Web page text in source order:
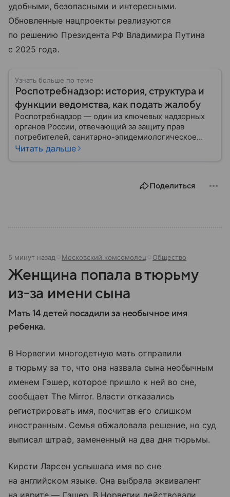
удобными, безопасными и интересными.
Обновленные нацпроекты реализуются
по решению Президента РФ Владимира Путина
с 2025 года.
Узнать больше по теме
Роспотребнадзор: история, структура и
функции ведомства, как подать жалобу
Роспотребнадзор — один из ключевых надзорных
органов России, отвечающий за защиту прав
потребителей, санитарно-эпидемиологическое
благополучие населения и контроль соблюдения
Читать дальше
Поделиться
5 минут назад Московский комсомолец Общество
Женщина попала в тюрьму
из-за имени сына
Мать 14 детей посадили за необычное имя
ребенка.
В Норвегии многодетную мать отправили
в тюрьму за то, что она назвала сына необычным
именем Гэшер, которое пришло к ней во сне,
сообщает The Mirror. Власти отказались
регистрировать имя, посчитав его слишком
иностранным. Семья обжаловала решение, но суд
выписал штраф, замененный на два дня тюрьмы.
Кирсти Ларсен услышала имя во сне
на английском языке. Она выбрала эквивалент
на иврите — Гэшер. В Норвегии действовали